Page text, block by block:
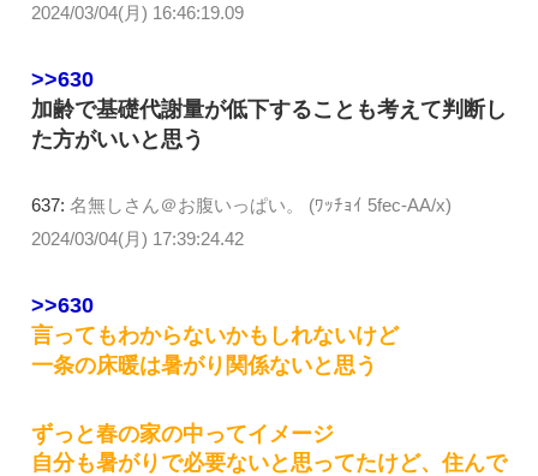
2024/03/04(月) 16:46:19.09
>>630
加齢で基礎代謝量が低下することも考えて判断し
た方がいいと思う
637: 名無しさん＠お腹いっぱい。 (ﾜｯﾁｮｲ 5fec-AA/x)
2024/03/04(月) 17:39:24.42
>>630
言ってもわからないかもしれないけど
一条の床暖は暑がり関係ないと思う
ずっと春の家の中ってイメージ
自分も暑がりで必要ないと思ってたけど、住んで